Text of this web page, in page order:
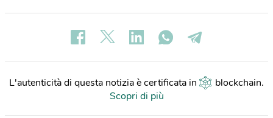
L'autenticità di questa notizia è certificata in blockchain.
Scopri di più